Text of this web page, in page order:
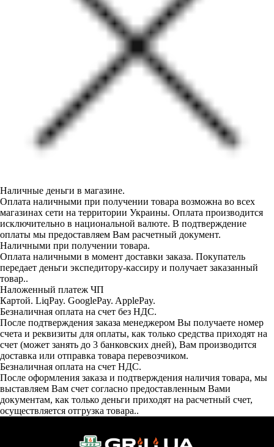
Наличные деньги в магазине.
Оплата наличными при получении товара возможна во всех
магазинах сети на территории Украины. Оплата производится
исключительно в национальной валюте. В подтверждение
оплаты мы предоставляем Вам расчетный документ.
Наличными при получении товара.
Оплата наличными в момент доставки заказа. Покупатель
передает деньги экспедитору-кассиру и получает заказанный
товар..
Наложенный платеж ЧП
Картой. LiqPay. GooglePay. ApplePay.
Безналичная оплата на счет без НДС.
После подтверждения заказа менеджером Вы получаете номер
счета и реквизиты для оплаты, как только средства приходят на
счет (может занять до 3 банковских дней), Вам производится
доставка или отправка товара перевозчиком.
Безналичная оплата на счет НДС.
После оформления заказа и подтверждения наличия товара, мы
выставляем Вам счет согласно предоставленным Вами
документам, как только деньги приходят на расчетный счет,
осуществляется отгрузка товара..